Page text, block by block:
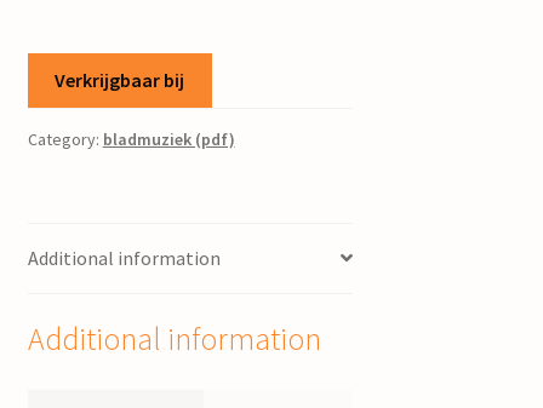
Verkrijgbaar bij
Category: bladmuziek (pdf)
Additional information
Additional information